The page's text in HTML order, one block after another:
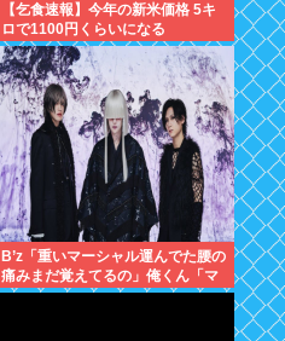
【乞食速報】今年の新米価格 5キ
ロで1100円くらいになる
B’z「重いマーシャル運んでた腰の
痛みまだ覚えてるの」俺くん「マ
ーシャルって何？ 」